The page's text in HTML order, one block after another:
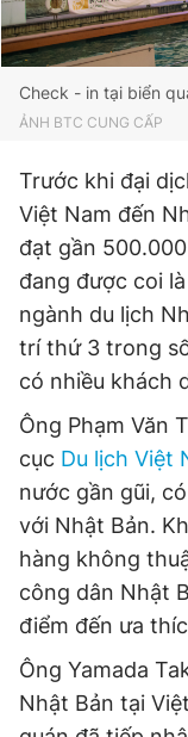
Check - in tại biển
ẢNH BTC CUNG CẤP
Trước khi đại
Việt Nam đến
đạt gần
đang được coi
ngành du lịch
trí thứ 3 trong
có nhiều khách
Ông Phạm Văn
cục Du lịch Việt
nước gần gũi,
với Nhật Bản.
hàng không
công dân Nhật
điểm đến ưa
Ông Yamada
Nhật Bản tại